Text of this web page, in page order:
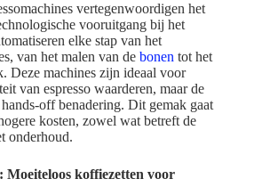
vertegenwoordigen het
vooruitgang bij het
elke stap van het
van het malen van de bonen tot het
Deze machines zijn ideaal voor
van espresso waarderen, maar de
off benadering. Dit gemak gaat
kosten, zowel wat betreft de
onderhoud.
Moeiteloos koffiezetten voor